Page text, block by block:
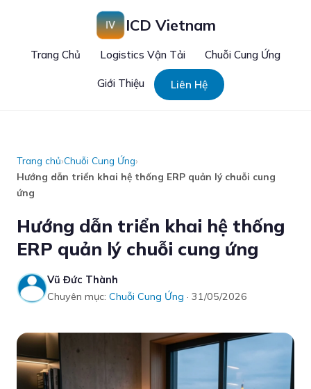
ICD Vietnam
Trang Chủ Logistics Vận Tải Chuỗi Cung Ứng
Giới Thiệu Liên Hệ
Trang chủ›Chuỗi Cung Ứng›
Hướng dẫn triển khai hệ thống ERP quản lý chuỗi cung
ứng
Hướng dẫn triển khai hệ thống
ERP quản lý chuỗi cung ứng
Vũ Đức Thành
Chuyên mục: Chuỗi Cung Ứng · 31/05/2026